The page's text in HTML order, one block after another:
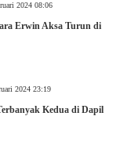
2024 08:06
Erwin Aksa Turun di
2024 23:19
Kedua di Dapil